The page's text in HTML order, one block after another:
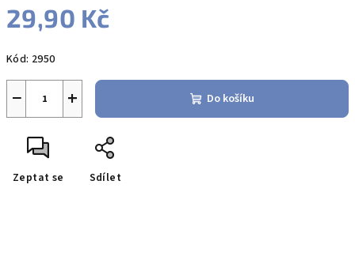
29,90 Kč
cena:
Kód: 2950
+
− Do košíku
Zeptat se Sdílet